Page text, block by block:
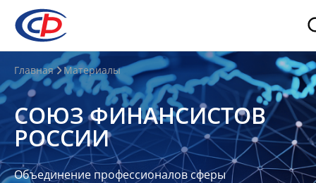
О
нас
О
СФР
Совет
Союза
Главная Материалы
СОЮЗ ФИНАНСИСТОВ
РОССИИ
Объединение профессионалов сферы